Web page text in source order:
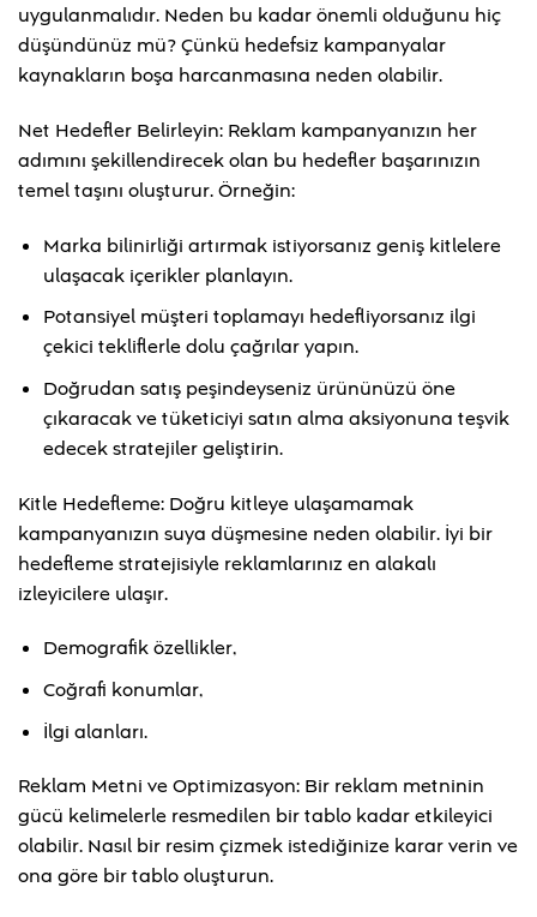
uygulanmalıdır. Neden bu kadar önemli olduğunu hiç
düşündünüz mü? Çünkü hedefsiz kampanyalar
kaynakların boşa harcanmasına neden olabilir.
Net Hedefler Belirleyin: Reklam kampanyanızın her
adımını şekillendirecek olan bu hedefler başarınızın
temel taşını oluşturur. Örneğin:
Marka bilinirliği artırmak istiyorsanız geniş kitlelere
ulaşacak içerikler planlayın.
Potansiyel müşteri toplamayı hedefliyorsanız ilgi
çekici tekliflerle dolu çağrılar yapın.
Doğrudan satış peşindeyseniz ürününüzü öne
çıkaracak ve tüketiciyi satın alma aksiyonuna teşvik
edecek stratejiler geliştirin.
Kitle Hedefleme: Doğru kitleye ulaşamamak
kampanyanızın suya düşmesine neden olabilir. İyi bir
hedefleme stratejisiyle reklamlarınız en alakalı
izleyicilere ulaşır.
Demografik özellikler,
Coğrafi konumlar,
İlgi alanları.
Reklam Metni ve Optimizasyon: Bir reklam metninin
gücü kelimelerle resmedilen bir tablo kadar etkileyici
olabilir. Nasıl bir resim çizmek istediğinize karar verin ve
ona göre bir tablo oluşturun.